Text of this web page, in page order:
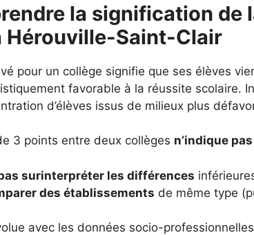
la signification de
Hérouville-Saint-Clair
pour un collège signifie que ses élèves
favorable à la réussite scolaire.
d’élèves issus de milieux plus
3 points entre deux collèges n’indique
surinterpréter les différences
des établissements de même type
avec les données socio-